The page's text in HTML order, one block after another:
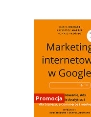
Promocja